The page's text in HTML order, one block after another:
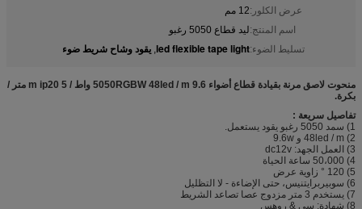
عرض الكلور:12 مم
اسم المنتج:ليد قطاع 5050 رغبو
تسليط الضوء:led flexible tape light
, يقود وشاح شريط ضوء
منحوت لاصق مرنة بقيادة قطاع أضواء 5050RGBW 48led / m 9.6 واط / m ip20 5 متر /
بكرة.
تفاصيل سريعة :
1) سمد 5050 رغبو يقود يستعمل.
2) 48led / m و 9.6w
3) العمل الجهد: dc12v
4) 50،000 ساعة الحياة
5) 120 ° زاوية عرض
6) سوبيربرايتنيس، حتى الإضاءة - لا التظليل
7) يستخدم 3 متر مزدوج عصا تصاعد الشريط
8) شهادة: سي & روهس